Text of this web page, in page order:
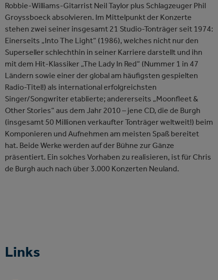
Robbie-Williams-Gitarrist Neil Taylor plus Schlagzeuger Phil
Groyssboeck absolvieren. Im Mittelpunkt der Konzerte
stehen zwei seiner insgesamt 21 Studio-Tonträger seit 1974:
Einerseits „Into The Light“ (1986), welches nicht nur den
Superseller schlechthin in seiner Karriere darstellt und ihn
mit dem Hit-Klassiker „The Lady In Red“ (Nummer 1 in 47
Ländern sowie einer der global am häufigsten gespielten
Radio-Titel!) als international erfolgreichsten
Singer/Songwriter etablierte; andererseits „Moonfleet &
Other Stories“ aus dem Jahr 2010 – jene CD, die de Burgh
(insgesamt 50 Millionen verkaufter Tonträger weltweit!) beim
Komponieren und Aufnehmen am meisten Spaß bereitet
hat. Beide Werke werden auf der Bühne zur Gänze
präsentiert. Ein solches Vorhaben zu realisieren, ist für Chris
de Burgh auch nach über 3.000 Konzerten Neuland.
Links